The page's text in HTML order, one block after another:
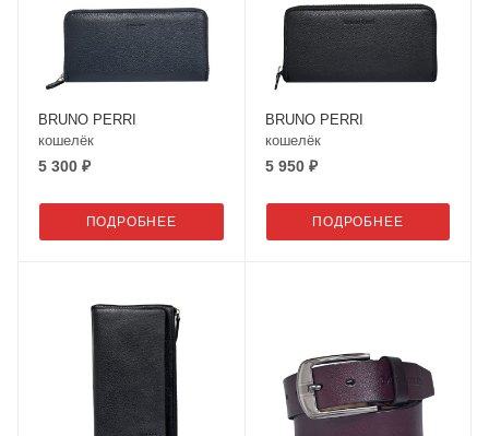
BRUNO PERRI
кошелёк
5 300 ₽
ПОДРОБНЕЕ
BRUNO PERRI
кошелёк
5 950 ₽
ПОДРОБНЕЕ